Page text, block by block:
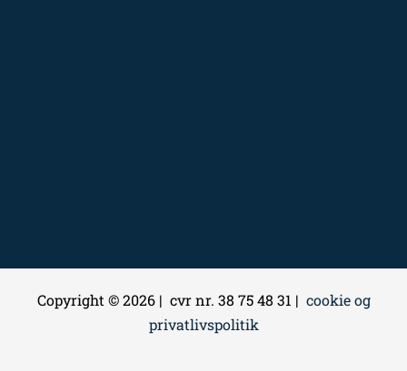
Copyright © 2026 | cvr nr. 38 75 48 31 | cookie og
privatlivspolitik